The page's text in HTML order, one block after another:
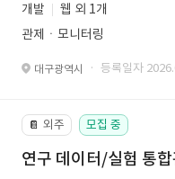
개발
웹 외 1개
관제ㆍ모니터링
대구광역시 · 등록일자
📔 외주 모집 중
연구 데이터/실험 통